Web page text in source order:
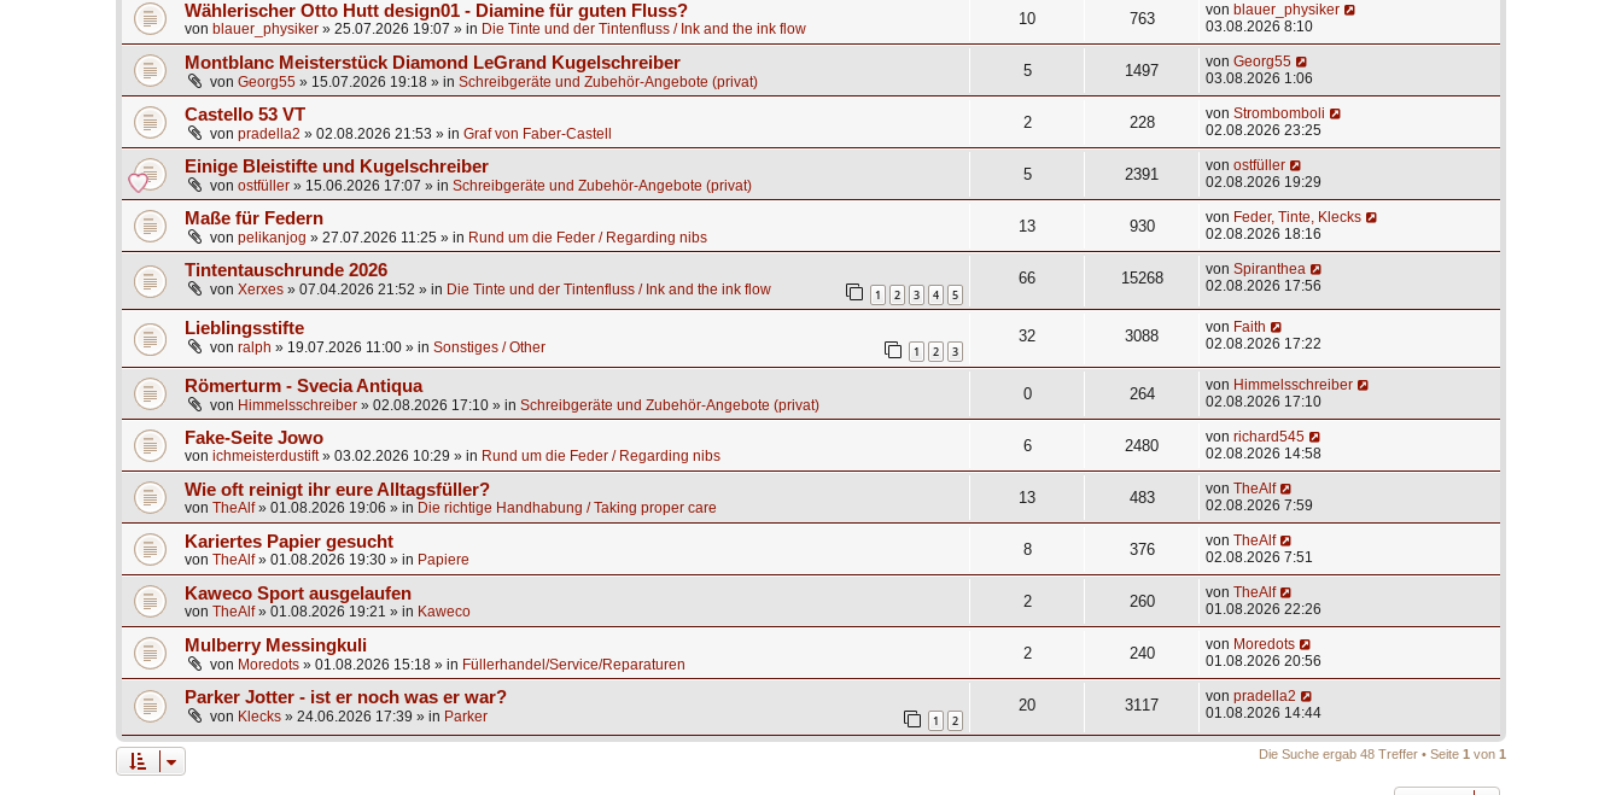
Wählerischer Otto Hutt design01 - Diamine für guten Fluss?
von blauer_physiker » 25.07.2026 19:07 » in Die Tinte und der Tintenfluss / Ink and the ink flow
10 763 von blauer_physiker
03.08.2026 8:10
Montblanc Meisterstück Diamond LeGrand Kugelschreiber
von Georg55 » 15.07.2026 19:18 » in Schreibgeräte und Zubehör-Angebote (privat)
5 1497 von Georg55
03.08.2026 1:06
Castello 53 VT
von pradella2 » 02.08.2026 21:53 » in Graf von Faber-Castell
2 228 von Strombomboli
02.08.2026 23:25
Einige Bleistifte und Kugelschreiber
von ostfüller » 15.06.2026 17:07 » in Schreibgeräte und Zubehör-Angebote (privat)
5 2391 von ostfüller
02.08.2026 19:29
Maße für Federn
von pelikanjog » 27.07.2026 11:25 » in Rund um die Feder / Regarding nibs
13 930 von Feder, Tinte, Klecks
02.08.2026 18:16
Tintentauschrunde 2026
von Xerxes » 07.04.2026 21:52 » in Die Tinte und der Tintenfluss / Ink and the ink flow 1 2 3 4 5
66 15268 von Spiranthea
02.08.2026 17:56
Lieblingsstifte
von ralph » 19.07.2026 11:00 » in Sonstiges / Other 1 2 3
32 3088 von Faith
02.08.2026 17:22
Römerturm - Svecia Antiqua
von Himmelsschreiber » 02.08.2026 17:10 » in Schreibgeräte und Zubehör-Angebote (privat)
0 264 von Himmelsschreiber
02.08.2026 17:10
Fake-Seite Jowo
von ichmeisterdustift» 03.02.2026 10:29 » in Rund um die Feder / Regarding nibs
6 2480 von richard545
02.08.2026 14:58
Wie oft reinigt ihr eure Alltagsfüller?
von TheAlf» 01.08.2026 19:06 » in Die richtige Handhabung / Taking proper care
13 483 von TheAlf
02.08.2026 7:59
Kariertes Papier gesucht
von TheAlf» 01.08.2026 19:30 » in Papiere
8 376 von TheAlf
02.08.2026 7:51
Kaweco Sport ausgelaufen
von TheAlf» 01.08.2026 19:21 » in Kaweco
2 260 von TheAlf
01.08.2026 22:26
Mulberry Messingkuli
von Moredots » 01.08.2026 15:18 » in Füllerhandel/Service/Reparaturen
2 240 von Moredots
01.08.2026 20:56
Parker Jotter - ist er noch was er war?
von Klecks » 24.06.2026 17:39 » in Parker 1 2
20 3117 von pradella2
01.08.2026 14:44
Die Suche ergab 48 Treffer • Seite 1 von 1